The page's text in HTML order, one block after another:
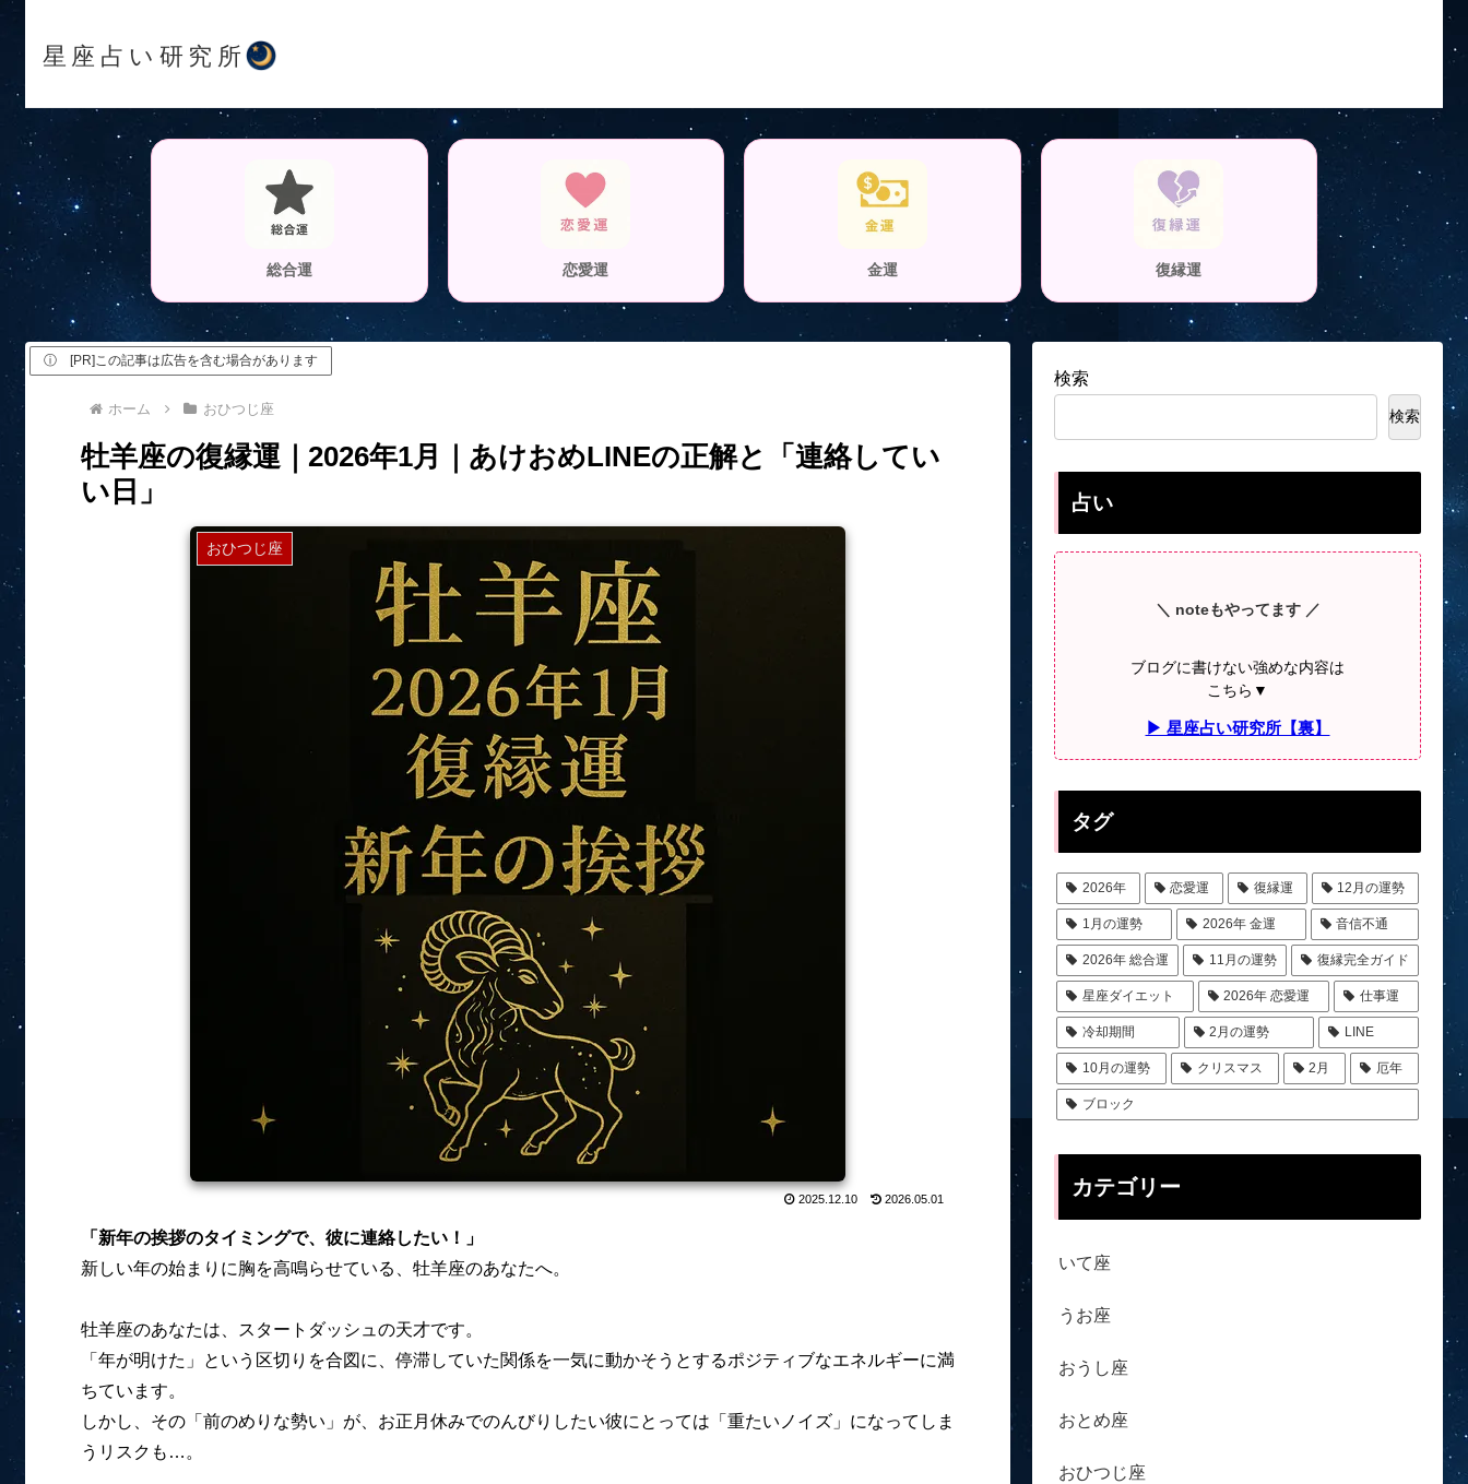
星座占い研究所
総合運 恋愛運 金運 復縁運
ⓘ [PR]この記事は広告を含む場合があります
ホーム おひつじ座
牡羊座の復縁運｜2026年1月｜あけおめLINEの正解と「連絡してい
い日」
おひつじ座
2025.12.10 2026.05.01
「新年の挨拶のタイミングで、彼に連絡したい！」
新しい年の始まりに胸を高鳴らせている、牡羊座のあなたへ。
牡羊座のあなたは、スタートダッシュの天才です。
「年が明けた」という区切りを合図に、停滞していた関係を一気に動かそうとするポジティブなエネルギーに満
ちています。
しかし、その「前のめりな勢い」が、お正月休みでのんびりしたい彼にとっては「重たいノイズ」になってしま
うリスクも…。
検索
検索
占い
＼ noteもやってます ／
ブログに書けない強めな内容は
こちら▼
▶ 星座占い研究所【裏】
タグ
2026年 恋愛運 復縁運 12月の運勢
1月の運勢 2026年 金運 音信不通
2026年 総合運 11月の運勢 復縁完全ガイド
星座ダイエット 2026年 恋愛運 仕事運
冷却期間 2月の運勢 LINE
10月の運勢 クリスマス 2月 厄年
ブロック
カテゴリー
いて座
うお座
おうし座
おとめ座
おひつじ座